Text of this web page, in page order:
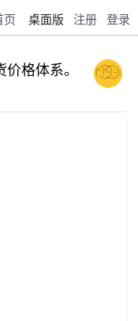
页 桌面版 注册 登录
格体系。